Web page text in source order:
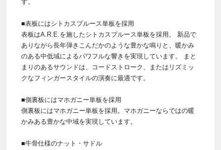
す。
■表板にはシトカスプルース単板を採用
表板はA.R.E.を施したシトカスプルース単板を採用。 新品で
ありながら長年弾きこんだかのような豊かな鳴りと、暖かみ
のある中低域によるパワフルな響きを実現しています。 まと
まりのあるサウンドは、コードストローク、またはリズミッ
クなフィンガースタイルの演奏に最適です。
■側裏板にはマホガニー単板を採用
側裏板にはマホガニー単板を採用。マホガニーならではの暖
かみある豊かな中域を実現しています。
■牛骨仕様のナット・サドル